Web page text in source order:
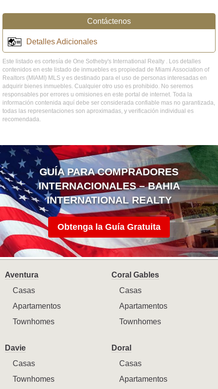
Contáctenos
Detalles Adicionales
Este listado es cortesía de One Sotheby's International Realty . Los detalles
contenidos en este listado de inmuebles es propiedad de Miami Association of
Realtors (MIAMI) MLS y es destinado para el uso de personas interesadas en
adquirir bienes inmuebles. Cualquier otro uso es prohibido. No seremos
responsables por errores u omisiones en este portal de internet. Toda la
información contenida aquí debe ser considerada confiable mas no garantizada,
todas las representaciones son aproximadas, y verificación individual es
recomendada.
GUÍA PARA COMPRADORES
INTERNACIONALES – BAHIA
INTERNATIONAL REALTY
Obtenga la Guía Gratuita
Aventura
Casas
Apartamentos
Townhomes
Coral Gables
Casas
Apartamentos
Townhomes
Davie
Casas
Townhomes
Doral
Casas
Apartamentos